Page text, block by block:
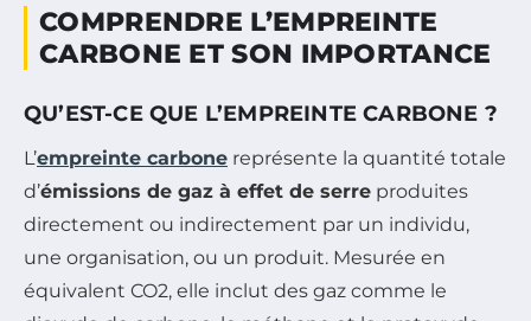
COMPRENDRE L’EMPREINTE
CARBONE ET SON IMPORTANCE
QU’EST-CE QUE L’EMPREINTE CARBONE ?
L’empreinte carbone représente la quantité totale
d’émissions de gaz à effet de serre produites
directement ou indirectement par un individu,
une organisation, ou un produit. Mesurée en
équivalent CO2, elle inclut des gaz comme le